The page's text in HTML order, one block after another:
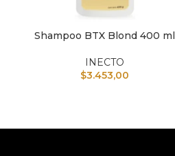
AÑADIR AL CARRITO
Shampoo BTX Blond 400 ml
INECTO
$3.453,00